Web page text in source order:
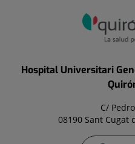
Hospital Universitari
C/
08190 Sant Cugat